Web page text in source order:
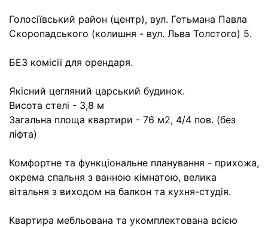
Голосіївський район (центр), вул. Гетьмана Павла
Скоропадського (колишня - вул. Льва Толстого) 5.
БЕЗ комісії для орендаря.
Якісний цегляний царський будинок.
Висота стелі - 3,8 м
Загальна площа квартири - 76 м2, 4/4 пов. (без
ліфта)
Комфортне та функціональне планування - прихожа,
окрема спальня з ванною кімнатою, велика
вітальня з виходом на балкон та кухня-студія.
Квартира мебльована та укомплектована всією